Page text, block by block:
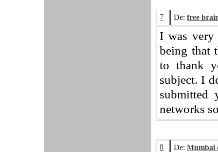
7 De: free
I was very
being that
to thank
subject. I
submitted
networks
8 De: Mumbai